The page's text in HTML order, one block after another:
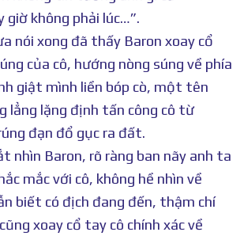
giờ không phải lúc…”.
nói xong đã thấy Baron xoay cổ
của cô, hướng nòng súng về phía
giật mình liền bóp cò, một tên
lẳng lặng định tấn công cô từ
đạn đổ gục ra đất.
nhìn Baron, rõ ràng ban nãy anh ta
mắc với cô, không hề nhìn về
biết có địch đang đến, thậm chí
xoay cổ tay cô chính xác về